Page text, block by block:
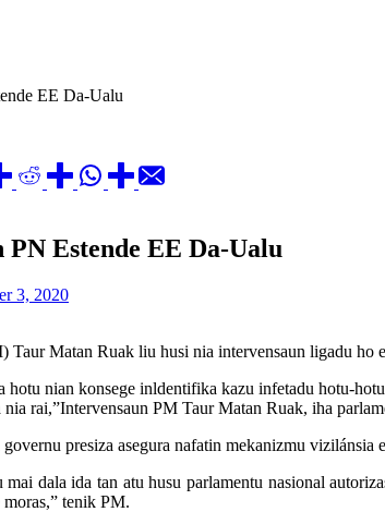
EE Da-Ualu
Estende EE Da-Ualu
3, 2020
Matan Ruak liu husi nia intervensaun ligadu ho
hotu nian konsege inldentifika kazu infetadu hotu-
rai,”Intervensaun PM Taur Matan Ruak, iha
presiza asegura nafatin mekanizmu
dala ida tan atu husu parlamentu nasional
tenik PM.